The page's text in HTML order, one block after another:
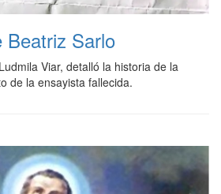
Beatriz Sarlo
Viar, detalló la historia de la
de la ensayista fallecida.